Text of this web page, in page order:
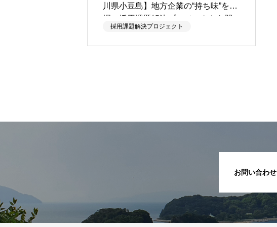
川県小豆島】地方企業の“持ち味”を発
掘！採用課題解決プロジェクトを開
催
採用課題解決プロジェクト
お問い合わせ